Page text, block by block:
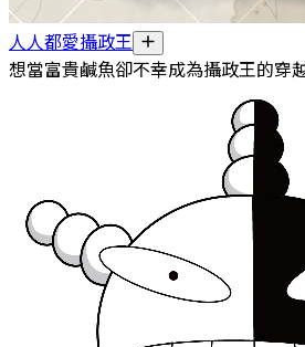
人人都愛攝政王
想當富貴鹹魚卻不幸成為攝政王的穿